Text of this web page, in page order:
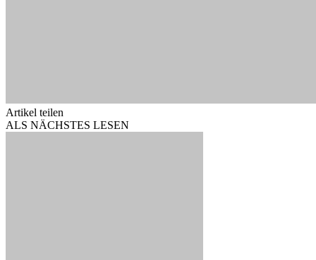
Artikel teilen
ALS NÄCHSTES LESEN